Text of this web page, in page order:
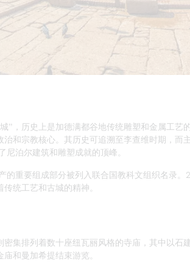
”，历史上是加德满都谷地传统雕塑和金属工艺
和宗教核心。其历史可追溯至李查维时期，而
泊尔建筑和雕塑成就的顶峰。
的重要组成部分被列入联合国教科文组织名录
统工艺和古城的精神。
集排列着数十座纽瓦丽风格的寺庙，其中以石
和曼加希提结束游览。